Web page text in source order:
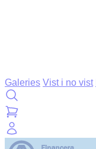
Galeries Vist i no vist